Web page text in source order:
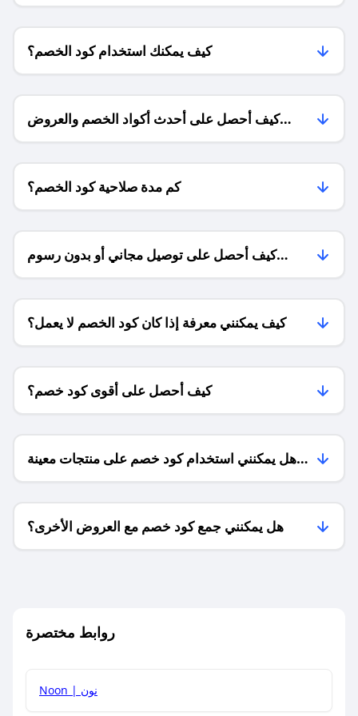
كيف يمكنك استخدام كود الخصم؟
كيف أحصل على أحدث أكواد الخصم والعروض
للمتاجر؟
كم مدة صلاحية كود الخصم؟
كيف أحصل على توصيل مجاني أو بدون رسوم
الشحن ؟
كيف يمكنني معرفة إذا كان كود الخصم لا يعمل؟
كيف أحصل على أقوى كود خصم؟
هل يمكنني استخدام كود خصم على منتجات معينة
فقط؟
هل يمكنني جمع كود خصم مع العروض الأخرى؟
روابط مختصرة
Noon | نون